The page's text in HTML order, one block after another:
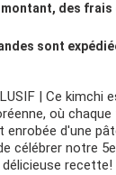
montant, des
sont
| Ce kimchi
où chaque
d'une
célébrer notre
recette!